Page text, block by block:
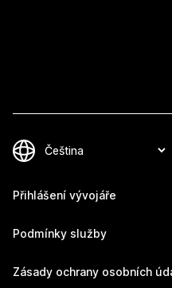
Přihlášení vývojáře
Podmínky služby
Zásady ochrany osobních